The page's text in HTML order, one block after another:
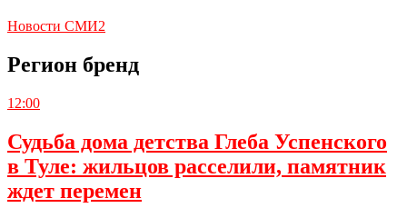
Новости СМИ2
Регион бренд
12:00
Судьба дома детства Глеба Успенского
в Туле: жильцов расселили, памятник
ждет перемен